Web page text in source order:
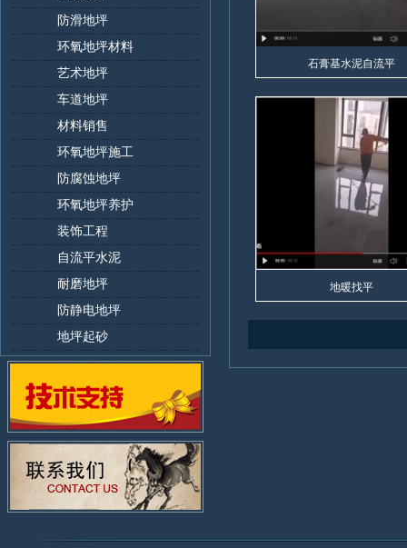
防滑地坪
环氧地坪材料
艺术地坪
车道地坪
材料销售
环氧地坪施工
防腐蚀地坪
环氧地坪养护
装饰工程
自流平水泥
耐磨地坪
防静电地坪
地坪起砂
石膏基水泥自流平
地暖找平